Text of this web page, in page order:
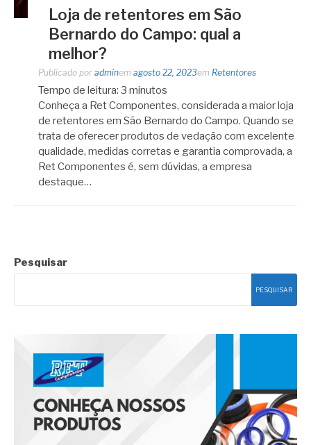
Loja de retentores em São
Bernardo do Campo: qual a
melhor?
Publicado por adminem agosto 22, 2023em Retentores
Tempo de leitura: 3 minutos
Conheça a Ret Componentes, considerada a maior loja
de retentores em São Bernardo do Campo. Quando se
trata de oferecer produtos de vedação com excelente
qualidade, medidas corretas e garantia comprovada, a
Ret Componentes é, sem dúvidas, a empresa
destaque…
Pesquisar
PESQUISAR